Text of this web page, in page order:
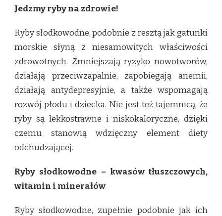
Jedzmy ryby na zdrowie!
Ryby słodkowodne, podobnie z resztą jak gatunki
morskie słyną z niesamowitych właściwości
zdrowotnych. Zmniejszają ryzyko nowotworów,
działają przeciwzapalnie, zapobiegają anemii,
działają antydepresyjnie, a także wspomagają
rozwój płodu i dziecka. Nie jest też tajemnicą, że
ryby są lekkostrawne i niskokaloryczne, dzięki
czemu stanowią wdzięczny element diety
odchudzającej.
Ryby słodkowodne – kwasów tłuszczowych,
witamin i minerałów
Ryby słodkowodne, zupełnie podobnie jak ich